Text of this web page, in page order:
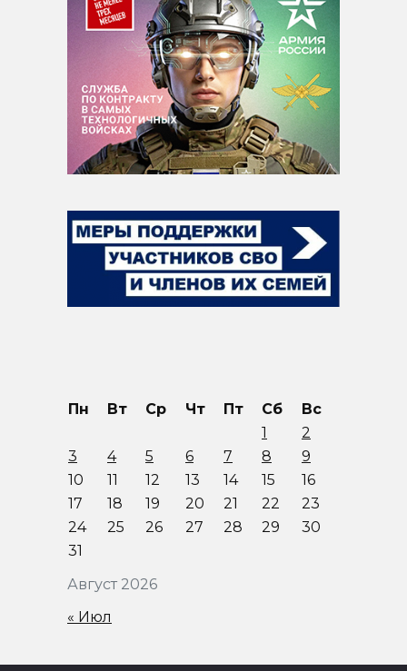
Август 2026
Пн Вт Ср Чт Пт Сб
Вс
1
2
3
4 5 6 7 8
9
10
11 12 13 14 15
16
17
18 19 20 21 22
23
24
25 26 27 28 29
30
31
« Июл